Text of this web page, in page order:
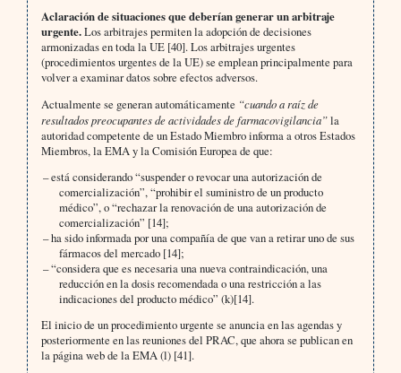
Aclaración de situaciones que deberían generar un arbitraje
urgente.Los arbitrajes permiten la adopción de decisiones
armonizadas en toda la UE [40]. Los arbitrajes urgentes
(procedimientos urgentes de la UE) se emplean principalmente para
volver a examinar datos sobre efectos adversos.
Actualmente se generan automáticamente “cuando a raíz de
resultados preocupantes de actividades de farmacovigilancia”la
autoridad competente de un Estado Miembro informa a otros Estados
Miembros, la EMA y la Comisión Europea de que:
– está considerando “suspender o revocar una autorización de
comercialización”, “prohibir el suministro de un producto
médico”, o “rechazar la renovación de una autorización de
comercialización” [14];
– ha sido informada por una compañía de que van a retirar uno de sus
fármacos del mercado [14];
– “considera que es necesaria una nueva contraindicación, una
reducción en la dosis recomendada o una restricción a las
indicaciones del producto médico” (k)[14].
El inicio de un procedimiento urgente se anuncia en las agendas y
posteriormente en las reuniones del PRAC, que ahora se publican en
la página web de la EMA (l) [41].